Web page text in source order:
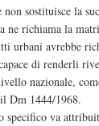
sostituisce la
ne richiama la
urbani avrebbe
di renderli
nazionale,
Dm 1444/1968.
specifico va